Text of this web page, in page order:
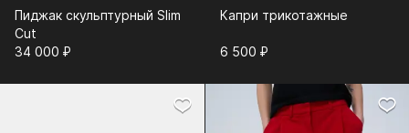
Пиджак скульптурный Slim
Cut
34 000⁠ ⁠₽
Капри трикотажные
6 500⁠ ⁠₽